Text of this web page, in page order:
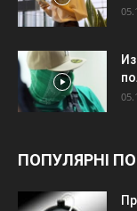
ПОПУЛЯРНІ